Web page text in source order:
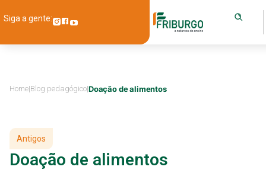
Siga a gente:
Home|Blog pedagógico|Doação de alimentos
Antigos
Doação de alimentos